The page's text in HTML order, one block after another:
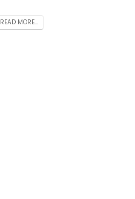
READ MORE...